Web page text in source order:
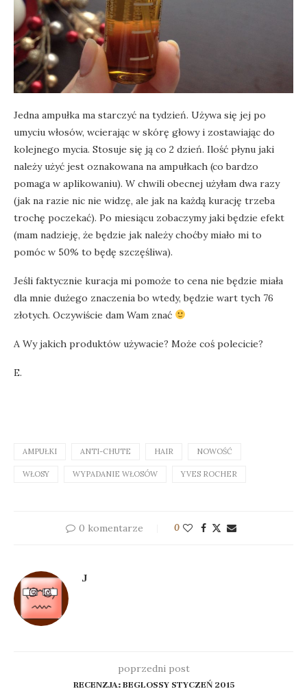
Jedna ampułka ma starczyć na tydzień. Używa się jej po
umyciu włosów, wcierając w skórę głowy i zostawiając do
kolejnego mycia. Stosuje się ją co 2 dzień. Ilość płynu jaki
należy użyć jest oznakowana na ampułkach (co bardzo
pomaga w aplikowaniu). W chwili obecnej użyłam dwa razy
(jak na razie nic nie widzę, ale jak na każdą kurację trzeba
trochę poczekać). Po miesiącu zobaczymy jaki będzie efekt
(mam nadzieję, że będzie jak należy choćby miało mi to
pomóc w 50% to będę szczęśliwa).
Jeśli faktycznie kuracja mi pomoże to cena nie będzie miała
dla mnie dużego znaczenia bo wtedy, będzie wart tych 76
złotych. Oczywiście dam Wam znać
A Wy jakich produktów używacie? Może coś polecicie?
E.
AMPUŁKI ANTI-CHUTE HAIR NOWOŚĆ
WŁOSY WYPADANIE WŁOSÓW YVES ROCHER
0 komentarze 0
J
poprzedni post
RECENZJA: BEGLOSSY STYCZEŃ 2015